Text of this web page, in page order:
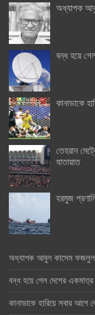
অধ্যাপক
বন্ধ হয়ে
কানাডাকে
তেহরান
যাতায়াত
হরমুজ
অধ্যাপক আবুল কাসেম ফজলুল
বন্ধ হয়ে গেল দেশের একমাত্র
কানাডাকে হারিয়ে সবার আগে